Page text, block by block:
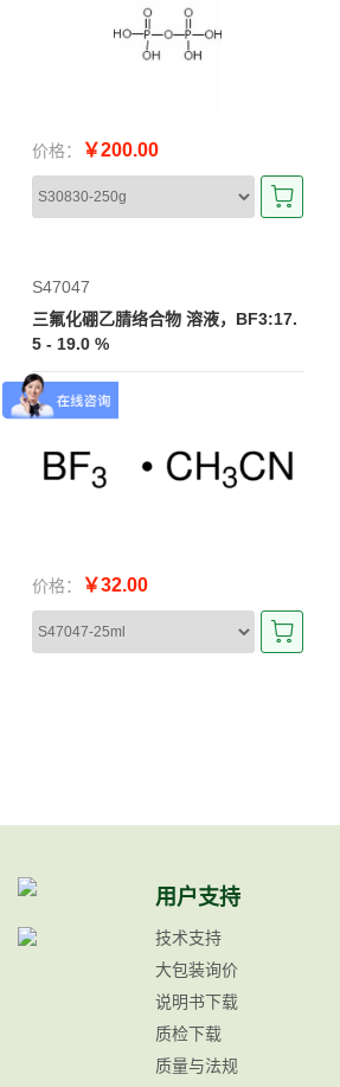
价格： ￥200.00
S47047
三氟化硼乙腈络合物 溶液，BF3:17.
5 - 19.0 %
价格： ￥32.00
用户支持
技术支持
大包装询价
说明书下载
质检下载
质量与法规